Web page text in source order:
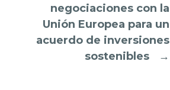
negociaciones con la
Unión Europea para un
acuerdo de inversiones
sostenibles
→